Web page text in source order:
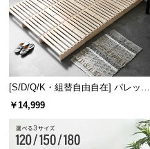
[S/D/Q/K・組替自由自在] パレット
ベッド 8/12/16枚セット
￥14,999